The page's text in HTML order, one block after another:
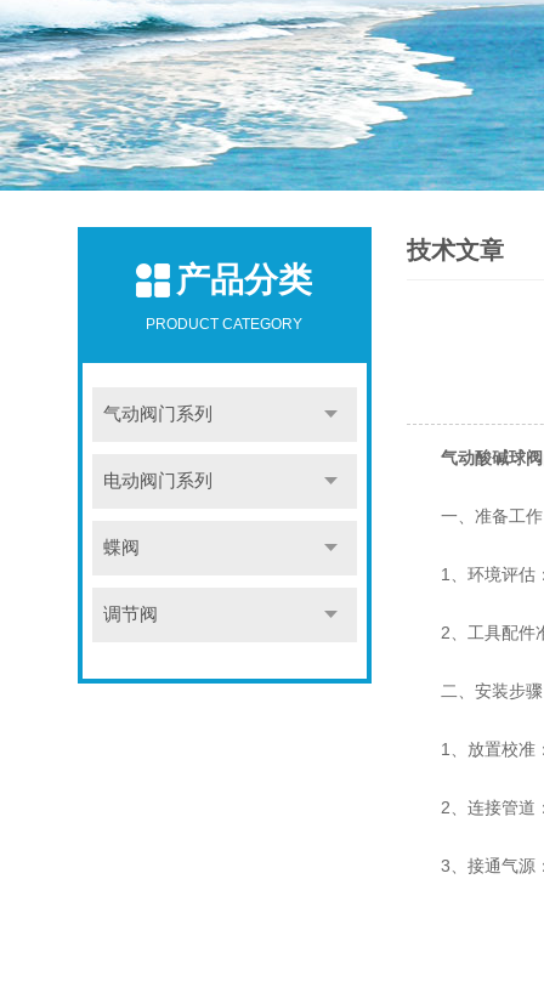
产品分类
PRODUCT CATEGORY
气动阀门系列
电动阀门系列
蝶阀
调节阀
技术文章
气动酸碱球阀
一、准备工作
1、环境评估：
2、工具配件准
二、安装步骤
1、放置校准：
2、连接管道：
3、接通气源：